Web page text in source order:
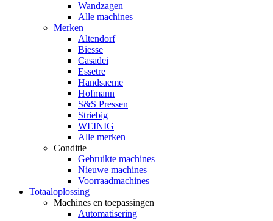
Wandzagen
Alle machines
Merken
Altendorf
Biesse
Casadei
Essetre
Handsaeme
Hofmann
S&S Pressen
Striebig
WEINIG
Alle merken
Conditie
Gebruikte machines
Nieuwe machines
Voorraadmachines
Totaaloplossing
Machines en toepassingen
Automatisering